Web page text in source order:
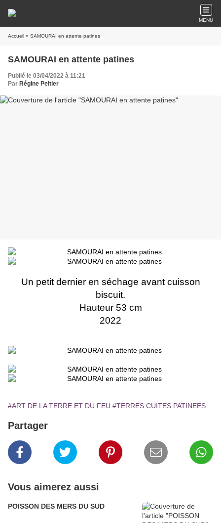
MENU
Accueil » SAMOURAI en attente patines
SAMOURAI en attente patines
Publié le 03/04/2022 à 11:21
Par Régine Peltier
Un petit dernier en séchage avant cuisson
biscuit.
Hauteur 53 cm
2022
#ART DE LA TERRE ET DU FEU #TERRES CUITES PATINEES
Partager
Vous aimerez aussi
POISSON DES MERS DU SUD